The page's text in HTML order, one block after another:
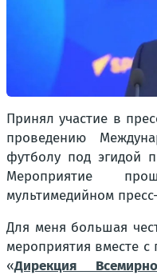
Принял участие в
проведению
футболу под эгидой
Мероприятие
мультимедийном
Для меня большая
мероприятия вместе
«Дирекция